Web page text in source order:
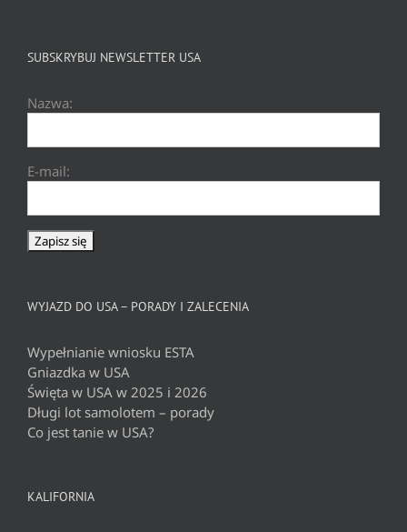
SUBSKRYBUJ NEWSLETTER USA
Nazwa:
E-mail:
WYJAZD DO USA – PORADY I ZALECENIA
Wypełnianie wniosku ESTA
Gniazdka w USA
Święta w USA w 2025 i 2026
Długi lot samolotem – porady
Co jest tanie w USA?
KALIFORNIA